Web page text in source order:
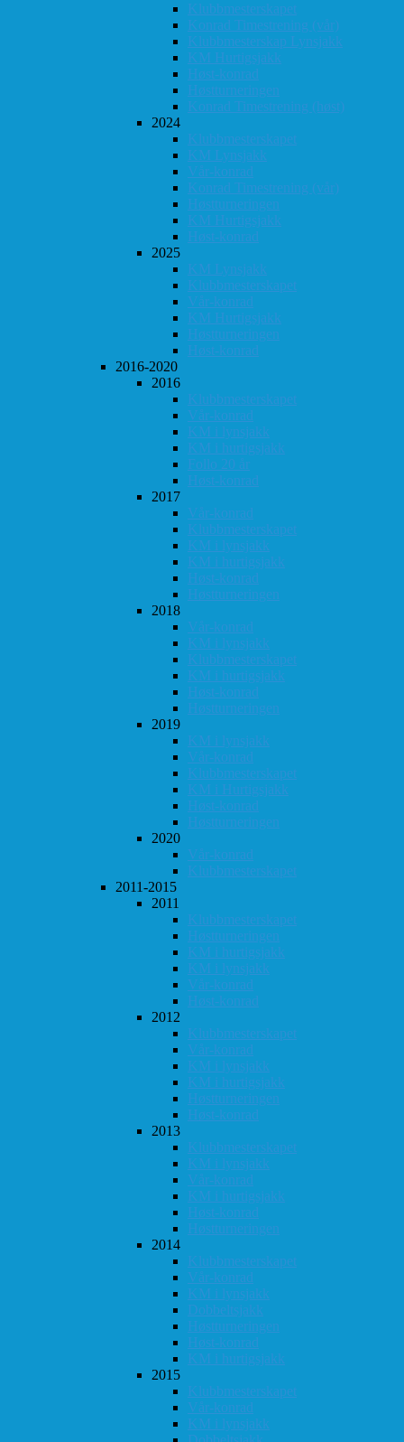
Klubbmesterskapet
Konrad Timestrening (vår)
Klubbmesterskap Lynsjakk
KM Hurtigsjakk
Høst-konrad
Høstturneringen
Konrad Timestrening (høst)
2024
Klubbmesterskapet
KM Lynsjakk
Vår-konrad
Konrad Timestrening (vår)
Høstturneringen
KM Hurtigsjakk
Høst-konrad
2025
KM Lynsjakk
Klubbmesterskapet
Vår-konrad
KM Hurtigsjakk
Høstturneringen
Høst-konrad
2016-2020
2016
Klubbmesterskapet
Vår-konrad
KM i lynsjakk
KM i hurtigsjakk
Follo 20 år
Høst-konrad
2017
Vår-konrad
Klubbmesterskapet
KM i lynsjakk
KM i hurtigsjakk
Høst-konrad
Høstturneringen
2018
Vår-konrad
KM i lynsjakk
Klubbmesterskapet
KM i hurtigsjakk
Høst-konrad
Høstturneringen
2019
KM i lynsjakk
Vår-konrad
Klubbmesterskapet
KM i Hurtigsjakk
Høst-konrad
Høstturneringen
2020
Vår-konrad
Klubbmesterskapet
2011-2015
2011
Klubbmesterskapet
Høstturneringen
KM i hurtigsjakk
KM i lynsjakk
Vår-konrad
Høst-konrad
2012
Klubbmesterskapet
Vår-konrad
KM i lynsjakk
KM i hurtigsjakk
Høstturneringen
Høst-konrad
2013
Klubbmesterskapet
KM i lynsjakk
Vår-konrad
KM i hurtigsjakk
Høst-konrad
Høstturneringen
2014
Klubbmesterskapet
Vår-konrad
KM i lynsjakk
Dobbeltsjakk
Høstturneringen
Høst-konrad
KM i hurtigsjakk
2015
Klubbmesterskapet
Vår-konrad
KM i lynsjakk